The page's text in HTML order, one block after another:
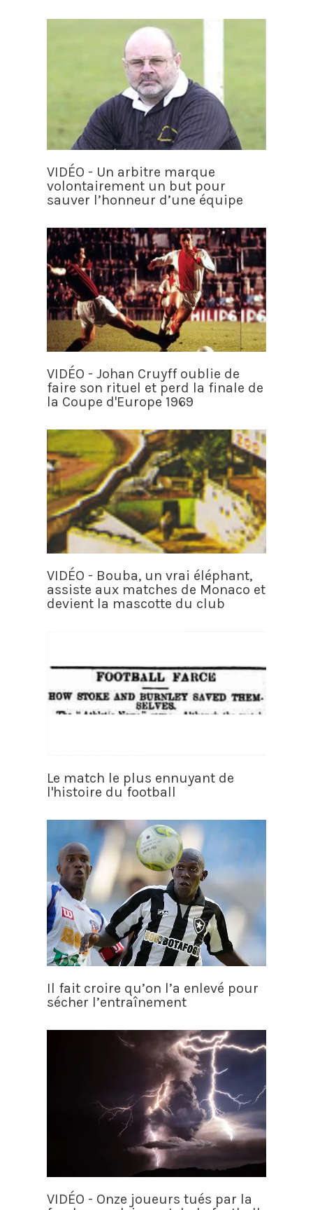
VIDÉO - Un arbitre marque
volontairement un but pour
sauver l’honneur d’une équipe
VIDÉO - Johan Cruyff oublie de
faire son rituel et perd la finale de
la Coupe d'Europe 1969
VIDÉO - Bouba, un vrai éléphant,
assiste aux matches de Monaco et
devient la mascotte du club
Le match le plus ennuyant de
l'histoire du football
Il fait croire qu’on l’a enlevé pour
sécher l’entraînement
VIDÉO - Onze joueurs tués par la